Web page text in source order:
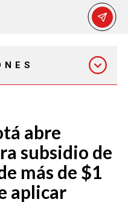
PMabre
subsidio de
más de $1
aplicar